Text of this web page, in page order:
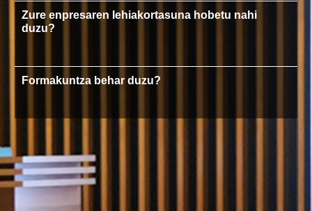
Zure enpresaren lehiakortasuna hobetu nahi
duzu?
Formakuntza behar duzu?